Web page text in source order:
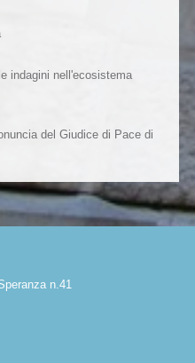
indagini nell'ecosistema
del Giudice di Pace di
n.41